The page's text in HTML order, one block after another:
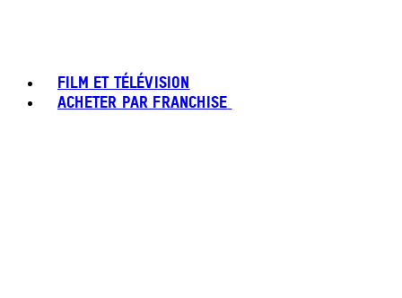
FILM ET TÉLÉVISION
ACHETER PAR FRANCHISE